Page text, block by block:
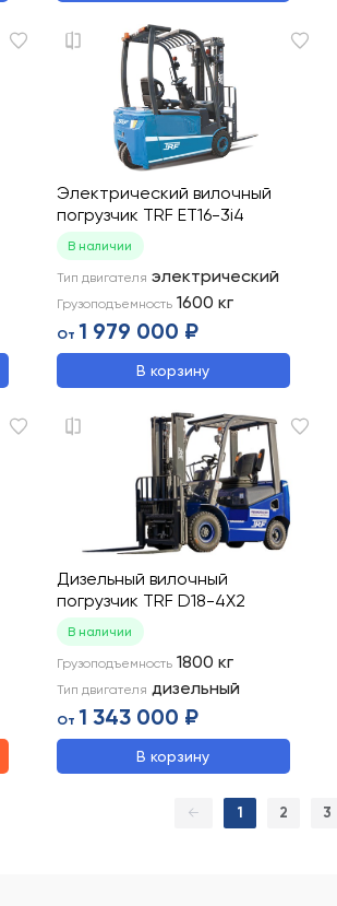
Электрический вилочный
погрузчик TRF ET16-3i4
В наличии
Тип двигателя электрический
Грузоподъемность 1600 кг
От 1 979 000 ₽
В корзину
Дизельный вилочный
погрузчик TRF D18-4X2
В наличии
Грузоподъемность 1800 кг
Тип двигателя дизельный
От 1 343 000 ₽
В корзину
← 1 2 3